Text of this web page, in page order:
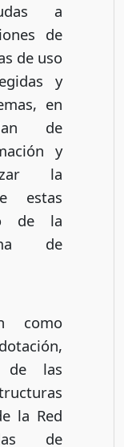
a
de
de uso
y
en
de
y
la
estas
de la
de
como
de las
la Red
de